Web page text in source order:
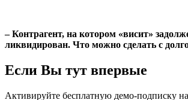
– Контрагент, на котором «висит»
ликвидирован. Что можно сделать с
Если Вы тут впервые
Активируйте бесплатную демо-подписку